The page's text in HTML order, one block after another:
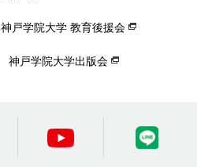
神戸学院大学 教育後援会
神戸学院大学出版会